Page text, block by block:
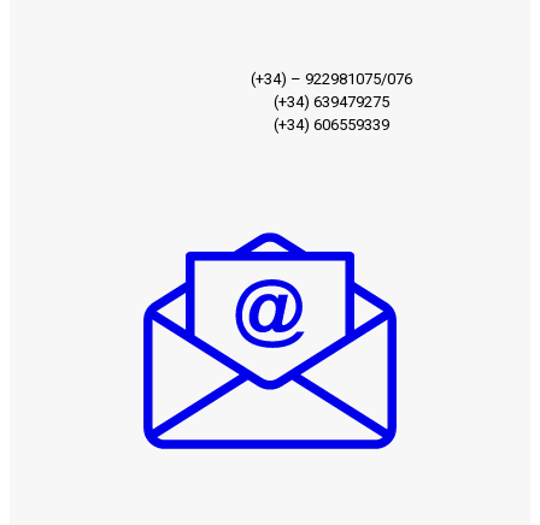
(+34) – 922981075/076
(+34) 639479275
(+34) 606559339